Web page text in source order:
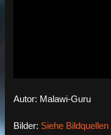
Autor: Malawi-Guru
Bilder: Siehe Bildquellen